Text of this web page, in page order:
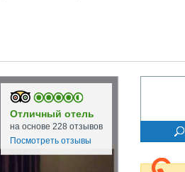
Отличный отель
на основе 228 отзывов
Посмотреть отзывы